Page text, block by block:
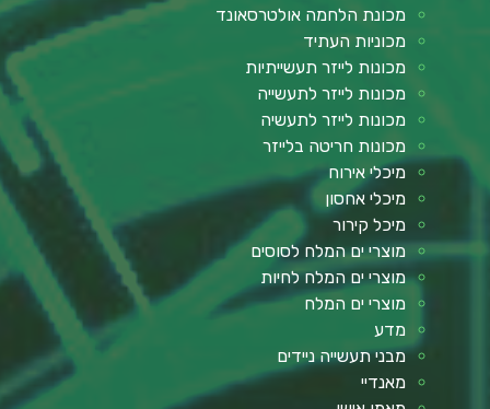
מכונת הלחמה אולטרסאונד
מכוניות העתיד
מכונות לייזר תעשייתיות
מכונות לייזר לתעשייה
מכונות לייזר לתעשיה
מכונות חריטה בלייזר
מיכלי אירוח
מיכלי אחסון
מיכל קירור
מוצרי ים המלח לסוסים
מוצרי ים המלח לחיות
מוצרי ים המלח
מדע
מבני תעשייה ניידים
מאנדיי